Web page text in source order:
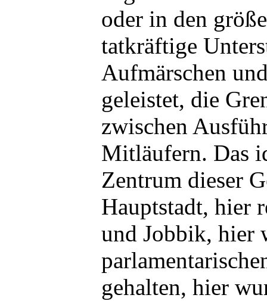
oder in den
tatkräftige
Aufmärschen
geleistet, die
zwischen
Mitläufern. Das
Zentrum dieser
Hauptstadt, hier
und Jobbik, hier
gehalten, hier